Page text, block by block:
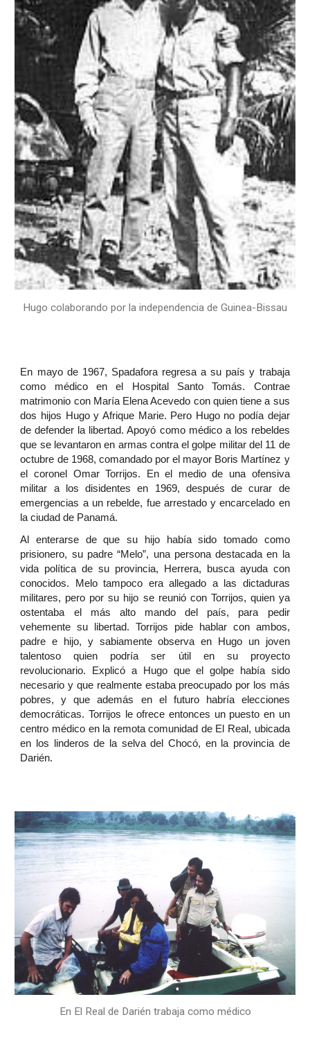
Hugo colaborando por la independencia de Guinea-Bissau
En mayo de 1967, Spadafora regresa a su país y trabaja
como médico en el Hospital Santo Tomás. Contrae
matrimonio con María Elena Acevedo con quien tiene a sus
dos hijos Hugo y Afrique Marie. Pero Hugo no podía dejar
de defender la libertad. Apoyó como médico a los rebeldes
que se levantaron en armas contra el golpe militar del 11 de
octubre de 1968, comandado por el mayor Boris Martínez y
el coronel Omar Torrijos. En el medio de una ofensiva
militar a los disidentes en 1969, después de curar de
emergencias a un rebelde, fue arrestado y encarcelado en
la ciudad de Panamá.
Al enterarse de que su hijo había sido tomado como
prisionero, su padre “Melo”, una persona destacada en la
vida política de su provincia, Herrera, busca ayuda con
conocidos. Melo tampoco era allegado a las dictaduras
militares, pero por su hijo se reunió con Torrijos, quien ya
ostentaba el más alto mando del país, para pedir
vehemente su libertad. Torrijos pide hablar con ambos,
padre e hijo, y sabiamente observa en Hugo un joven
talentoso quien podría ser útil en su proyecto
revolucionario. Explicó a Hugo que el golpe había sido
necesario y que realmente estaba preocupado por los más
pobres, y que además en el futuro habría elecciones
democráticas. Torrijos le ofrece entonces un puesto en un
centro médico en la remota comunidad de El Real, ubicada
en los linderos de la selva del Chocó, en la provincia de
Darién.
En El Real de Darién trabaja como médico